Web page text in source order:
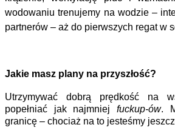
wodowaniu trenujemy na wodzie –
partnerów – aż do pierwszych regat w
Jakie masz plany na przyszłość?
Utrzymywać dobrą prędkość na
popełniać jak najmniejfuckup-ów.
granicę – chociaż na to jesteśmy